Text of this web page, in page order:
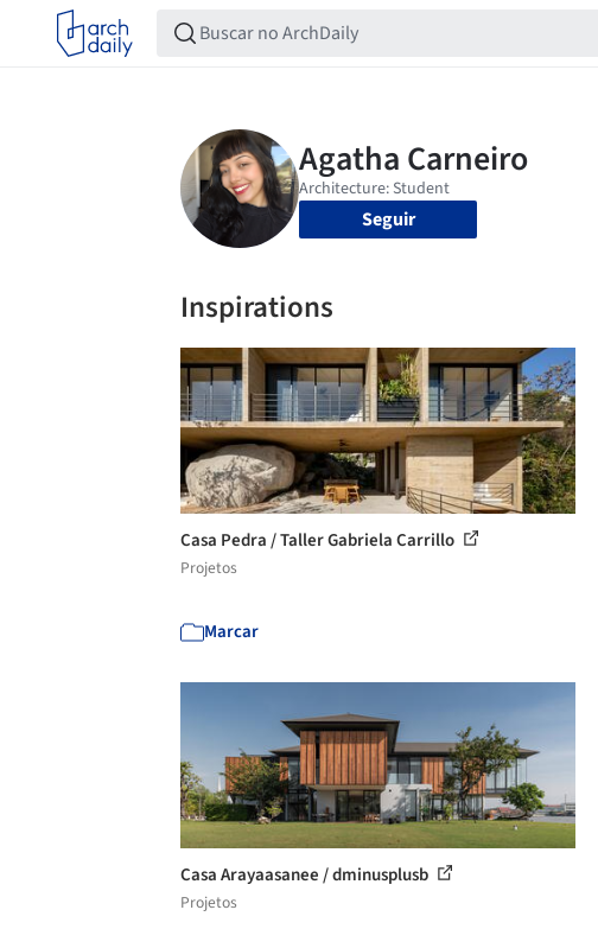
Seguir
Inspirations
Casa Pedra / Taller Gabriela Carrillo
Projetos
Marcar
Casa Arayaasanee / dminusplusb
Projetos